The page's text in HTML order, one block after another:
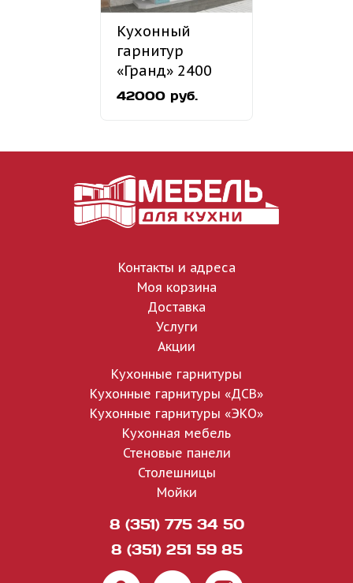
Кухонный
гарнитур
«Гранд» 2400
мм
42000 руб.
Контакты и адреса
Моя корзина
Доставка
Услуги
Акции
Кухонные гарнитуры
Кухонные гарнитуры «ДСВ»
Кухонные гарнитуры «ЭКО»
Кухонная мебель
Стеновые панели
Столешницы
Мойки
8 (351) 775 34 50
8 (351) 251 59 85